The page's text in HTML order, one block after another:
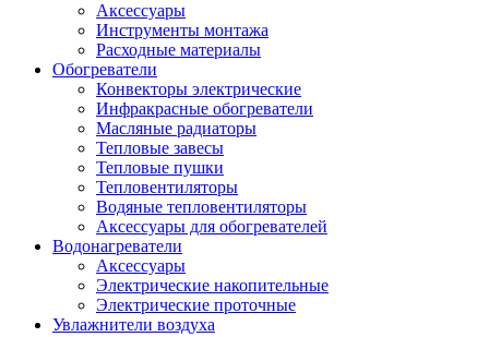
Аксессуары
Инструменты монтажа
Расходные материалы
Обогреватели
Конвекторы электрические
Инфракрасные обогреватели
Масляные радиаторы
Тепловые завесы
Тепловые пушки
Тепловентиляторы
Водяные тепловентиляторы
Аксессуары для обогревателей
Водонагреватели
Аксессуары
Электрические накопительные
Электрические проточные
Увлажнители воздуха